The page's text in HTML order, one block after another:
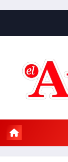
contenido